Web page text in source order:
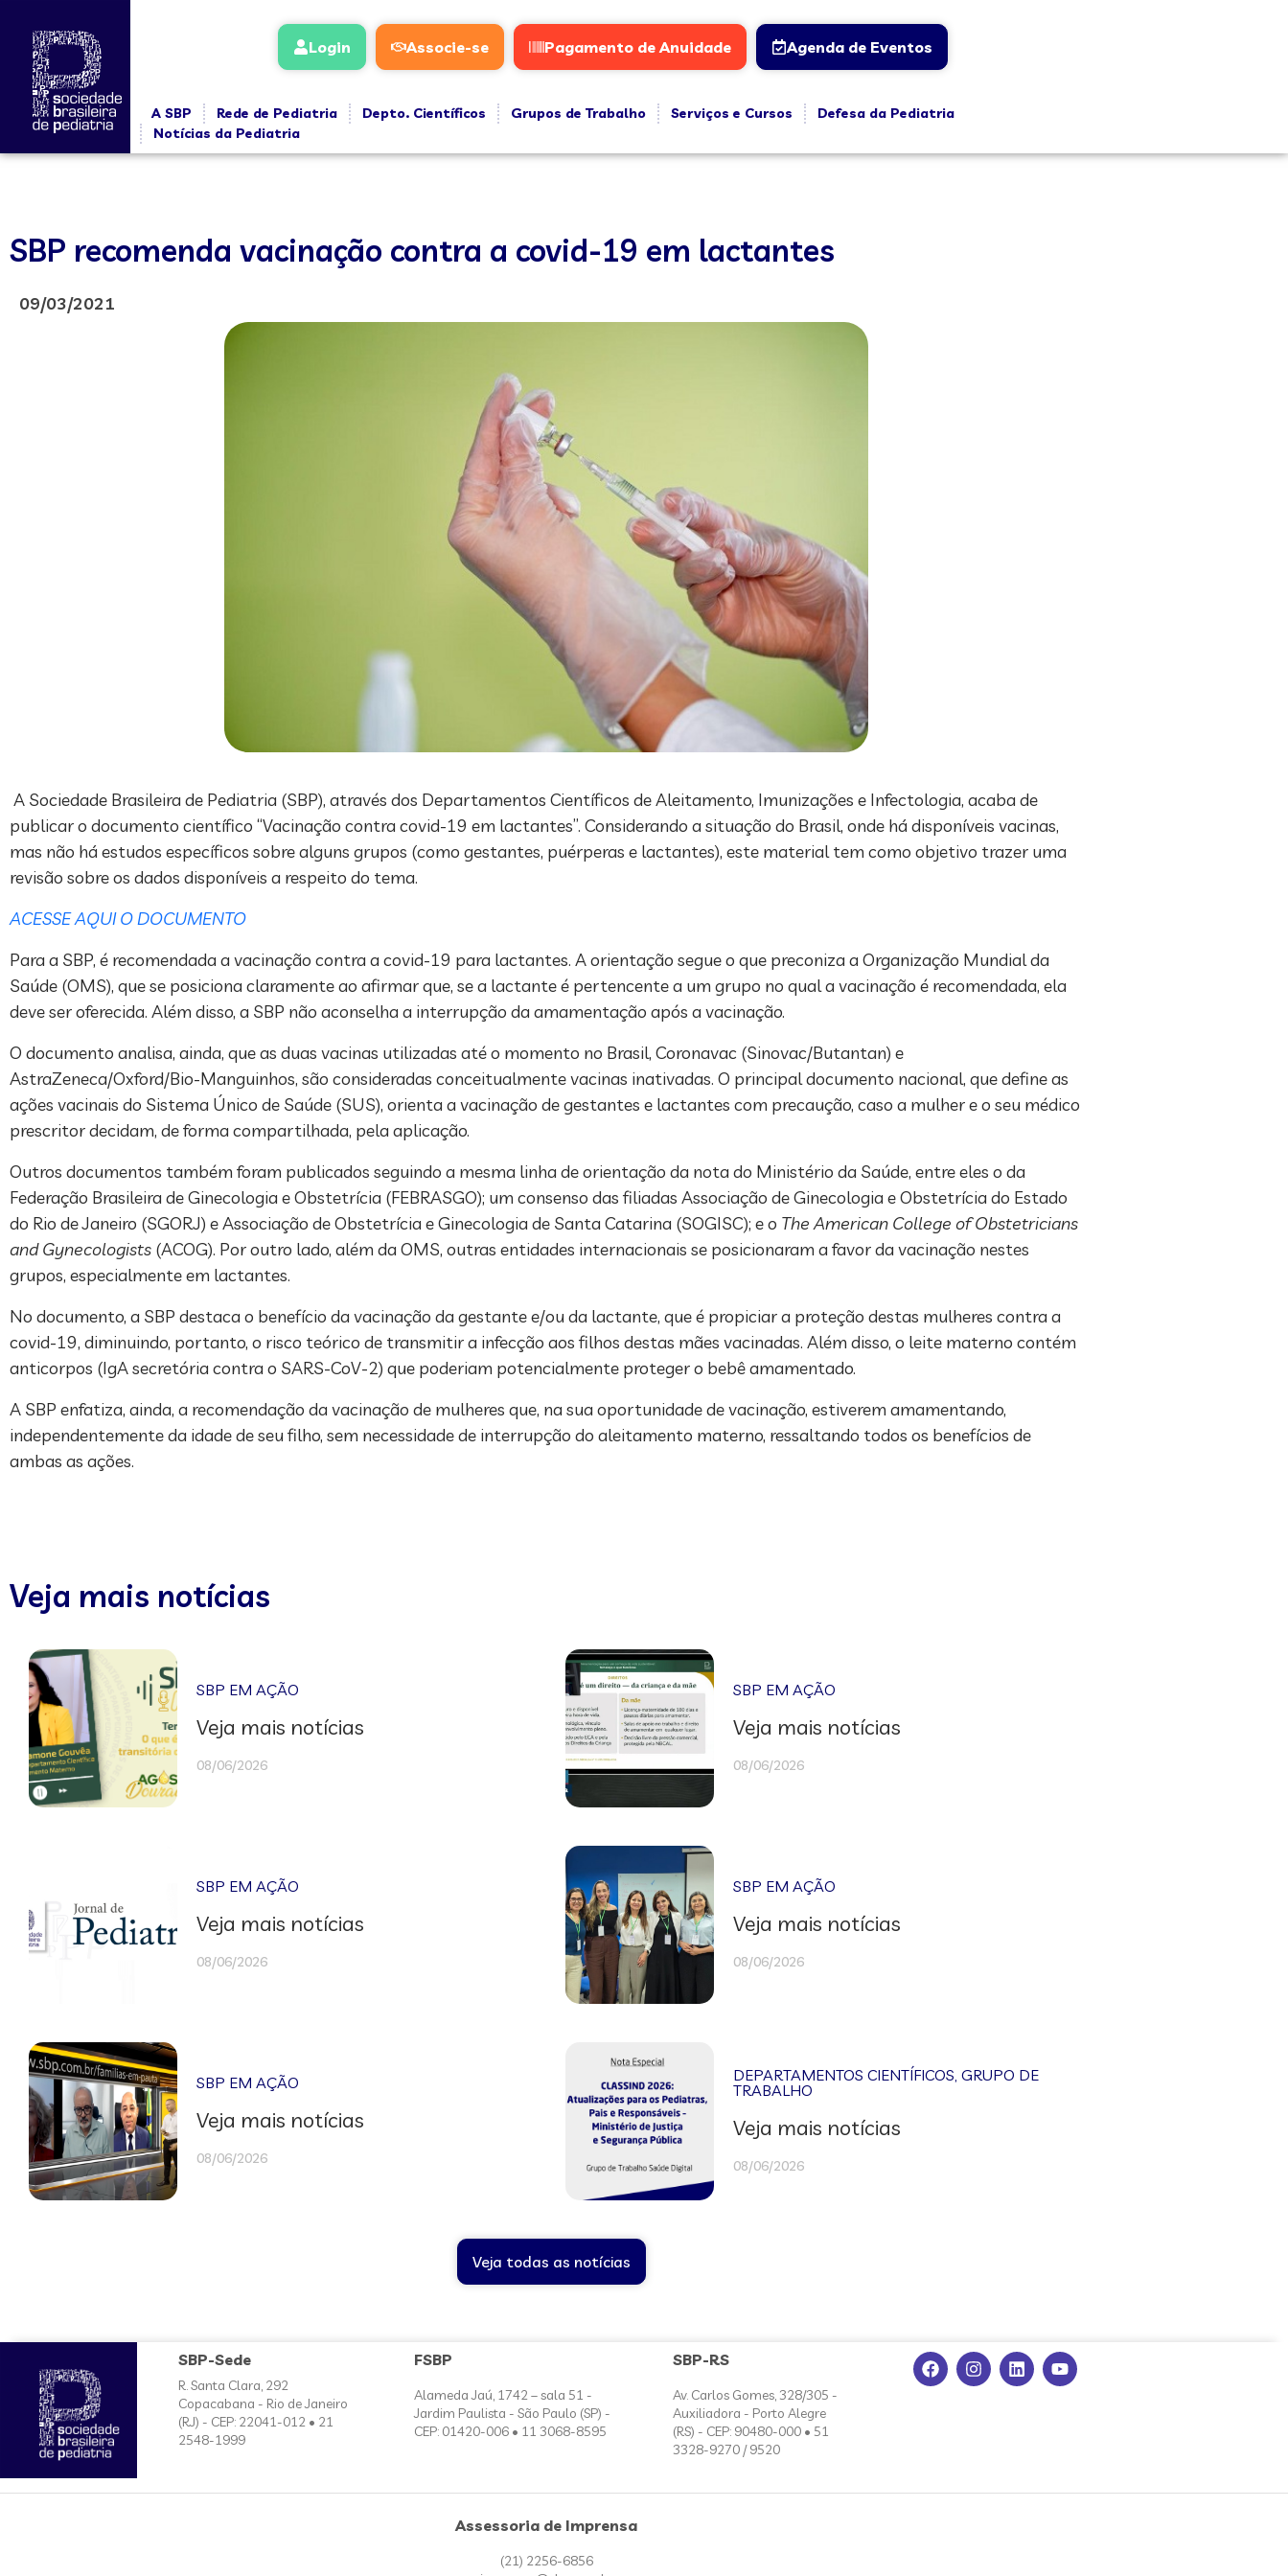
Login Associe-se Pagamento de Anuidade Agenda de Eventos
A SBP Rede de Pediatria Depto. Científicos Grupos de Trabalho Serviços e Cursos
Defesa da Pediatria
Notícias da Pediatria
SBP recomenda vacinação contra a covid-19 em lactantes
09/03/2021
A Sociedade Brasileira de Pediatria (SBP), através dos Departamentos Científicos de Aleitamento, Imunizações e Infectologia, acaba de
publicar o documento científico “Vacinação contra covid-19 em lactantes”. Considerando a situação do Brasil, onde há disponíveis vacinas,
mas não há estudos específicos sobre alguns grupos (como gestantes, puérperas e lactantes), este material tem como objetivo trazer uma
revisão sobre os dados disponíveis a respeito do tema.
ACESSE AQUI O DOCUMENTO
Para a SBP, é recomendada a vacinação contra a covid-19 para lactantes. A orientação segue o que preconiza a Organização Mundial da
Saúde (OMS), que se posiciona claramente ao afirmar que, se a lactante é pertencente a um grupo no qual a vacinação é recomendada, ela
deve ser oferecida. Além disso, a SBP não aconselha a interrupção da amamentação após a vacinação.
O documento analisa, ainda, que as duas vacinas utilizadas até o momento no Brasil, Coronavac (Sinovac/Butantan) e
AstraZeneca/Oxford/Bio-Manguinhos, são consideradas conceitualmente vacinas inativadas. O principal documento nacional, que define as
ações vacinais do Sistema Único de Saúde (SUS), orienta a vacinação de gestantes e lactantes com precaução, caso a mulher e o seu médico
prescritor decidam, de forma compartilhada, pela aplicação.
Outros documentos também foram publicados seguindo a mesma linha de orientação da nota do Ministério da Saúde, entre eles o da
Federação Brasileira de Ginecologia e Obstetrícia (FEBRASGO); um consenso das filiadas Associação de Ginecologia e Obstetrícia do Estado
do Rio de Janeiro (SGORJ) e Associação de Obstetrícia e Ginecologia de Santa Catarina (SOGISC); e o The American College of Obstetricians
and Gynecologists (ACOG). Por outro lado, além da OMS, outras entidades internacionais se posicionaram a favor da vacinação nestes
grupos, especialmente em lactantes.
No documento, a SBP destaca o benefício da vacinação da gestante e/ou da lactante, que é propiciar a proteção destas mulheres contra a
covid-19, diminuindo, portanto, o risco teórico de transmitir a infecção aos filhos destas mães vacinadas. Além disso, o leite materno contém
anticorpos (IgA secretória contra o SARS-CoV-2) que poderiam potencialmente proteger o bebê amamentado.
A SBP enfatiza, ainda, a recomendação da vacinação de mulheres que, na sua oportunidade de vacinação, estiverem amamentando,
independentemente da idade de seu filho, sem necessidade de interrupção do aleitamento materno, ressaltando todos os benefícios de
ambas as ações.
Veja mais notícias
SBP EM AÇÃO
Veja mais notícias
08/06/2026
SBP EM AÇÃO
Veja mais notícias
08/06/2026
SBP EM AÇÃO
Veja mais notícias
08/06/2026
SBP EM AÇÃO
Veja mais notícias
08/06/2026
SBP EM AÇÃO
Veja mais notícias
08/06/2026
DEPARTAMENTOS CIENTÍFICOS ,GRUPO DE
TRABALHO
Veja mais notícias
08/06/2026
Veja todas as notícias
SBP-Sede
R. Santa Clara, 292
Copacabana - Rio de Janeiro
(RJ) - CEP: 22041-012 • 21
2548-1999
FSBP
Alameda Jaú, 1742 – sala 51 -
Jardim Paulista - São Paulo (SP) -
CEP: 01420-006 • 11 3068-8595
SBP-RS
Av. Carlos Gomes, 328/305 -
Auxiliadora - Porto Alegre
(RS) - CEP: 90480-000 • 51
3328-9270 / 9520
Assessoria de Imprensa
(21) 2256-6856